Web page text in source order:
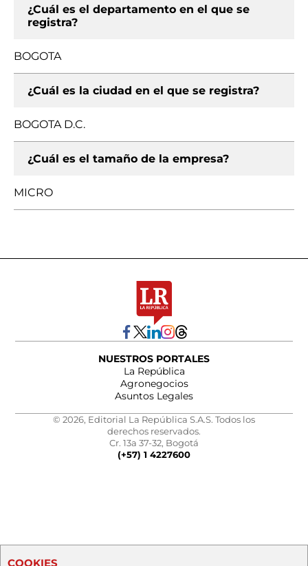
¿Cuál es el departamento en el que se
registra?
BOGOTA
¿Cuál es la ciudad en el que se registra?
BOGOTA D.C.
¿Cuál es el tamaño de la empresa?
MICRO
NUESTROS PORTALES
La República
Agronegocios
Asuntos Legales
© 2026, Editorial La República S.A.S. Todos los
derechos reservados.
Cr. 13a 37-32, Bogotá
(+57) 1 4227600
COOKIES